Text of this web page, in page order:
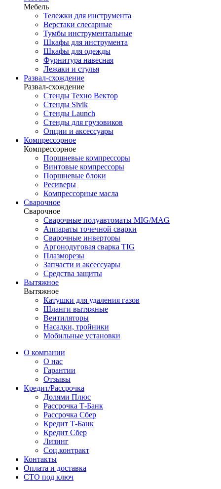
Мебель
Тележки для инструмента
Верстаки слесарные
Тумбы инструментальные
Шкафы для инструмента
Шкафы для одежды
Фурнитура навесная
Лежаки и стулья
Развал-схождение
Развал-схождение
Стенды Техно Вектор
Стенды Sivik
Стенды Launch
Стенды для грузовиков
Опции и аксессуары
Компрессорное
Компрессорное
Поршневые компрессоры
Винтовые компрессоры
Поршневые блоки
Ресиверы
Компрессорные масла
Сварочное
Сварочное
Сварочные полуавтоматы MIG/MAG
Аппараты точечной сварки
Сварочные инверторы
Аргонодуговая сварка TIG
Плазморезы
Запчасти и аксессуары
Средства защиты
Вытяжное
Вытяжное
Катушки для удаления газов
Шланги вытяжные
Вентиляторы
Насадки, тройники
Мобильные установки
О компании
О нас
Гарантии
Отзывы
Кредит/Рассрочка
Долями Плюс
Рассрочка Т-Банк
Рассрочка Сбер
Кредит Т-Банк
Кредит Сбер
Лизинг
Соц.контракт
Контакты
Оплата и доставка
СТО под ключ